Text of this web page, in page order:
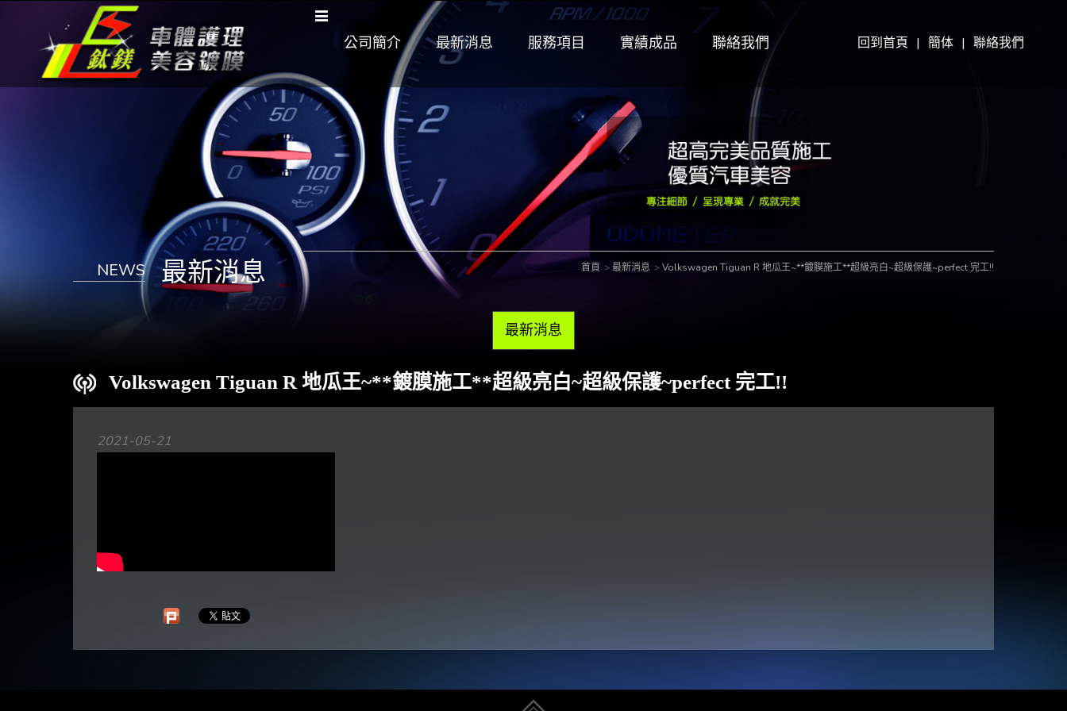
回到首頁 | 簡体 | 聯絡我們
公司簡介 最新消息 服務項目 實績成品 聯絡我們
NEWS 最新消息 首頁 最新消息 Volkswagen Tiguan R 地瓜王~**鍍膜施工**超級亮白~超級保護~perfect 完工!!
最新消息
Volkswagen Tiguan R 地瓜王~**鍍膜施工**超級亮白~超級保護~perfect 完工!!
2021-05-21